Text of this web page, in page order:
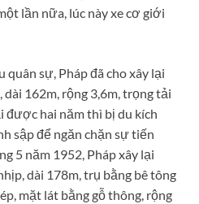
lần nữa, lúc này xe cơ giới
sự, Pháp đã cho xây lại
162m, rộng 3,6m, trọng tải
được hai năm thì bị du kích
sập để ngăn chặn sự tiến
5 năm 1952, Pháp xây lại
dài 178m, trụ bằng bê tông
mặt lát bằng gỗ thông, rộng